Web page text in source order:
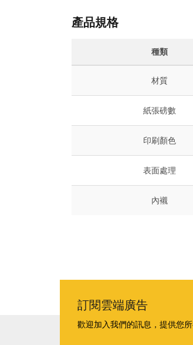
產品規格
種類
材質
紙張磅數
印刷顏色
表面處理
內襯
訂閱雲端廣告
歡迎加入我們的訊息，提供您